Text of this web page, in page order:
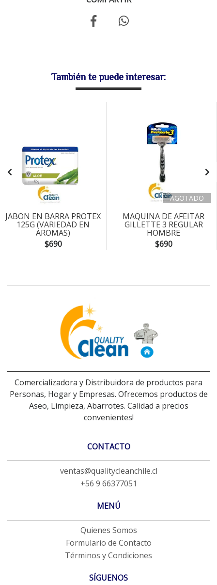
También te puede interesar:
JABON EN BARRA PROTEX
125G (VARIEDAD EN
AROMAS)
$690
AGOTADO
MAQUINA DE AFEITAR
GILLETTE 3 REGULAR
HOMBRE
$690
Comercializadora y Distribuidora de productos para
Personas, Hogar y Empresas. Ofrecemos productos de
Aseo, Limpieza, Abarrotes. Calidad a precios
convenientes!
CONTACTO
ventas@qualitycleanchile.cl
+56 9 66377051
MENÚ
Quienes Somos
Formulario de Contacto
Términos y Condiciones
SÍGUENOS